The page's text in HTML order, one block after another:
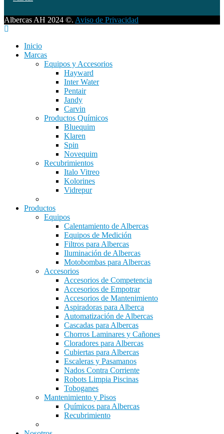
Albercas AH 2024 ©. Aviso de Privacidad
Inicio
Marcas
Equipos y Accesorios
Hayward
Inter Water
Pentair
Jandy
Carvin
Productos Químicos
Bluequim
Klaren
Spin
Novequim
Recubrimientos
Italo Vitreo
Kolorines
Vidrepur
Productos
Equipos
Calentamiento de Albercas
Equipos de Medición
Filtros para Albercas
Iluminación de Albercas
Motobombas para Albercas
Accesorios
Accesorios de Competencia
Accesorios de Empotrar
Accesorios de Mantenimiento
Aspiradoras para Alberca
Automatización de Albercas
Cascadas para Albercas
Chorros Laminares y Cañones
Cloradores para Albercas
Cubiertas para Albercas
Escaleras y Pasamanos
Nados Contra Corriente
Robots Limpia Piscinas
Toboganes
Mantenimiento y Pisos
Químicos para Albercas
Recubrimiento